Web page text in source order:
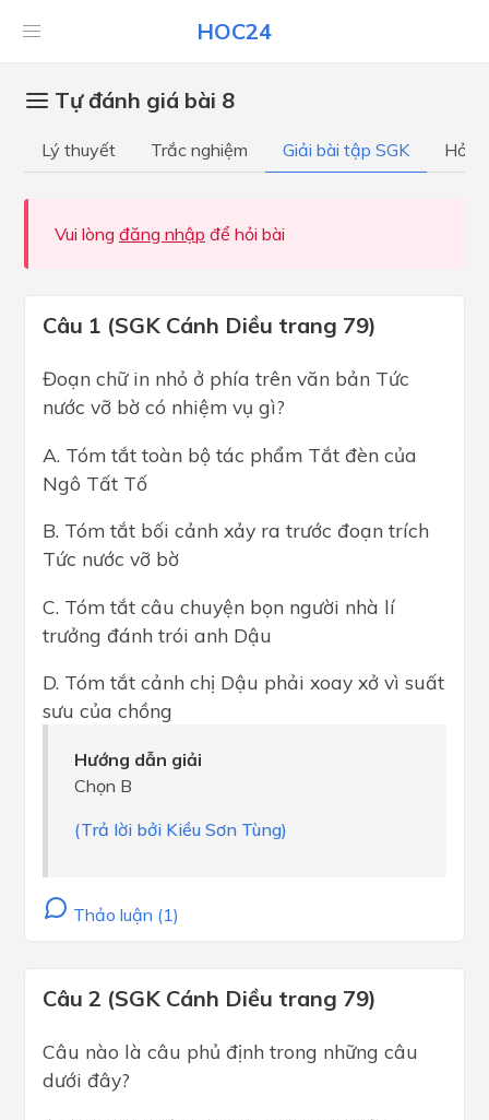
HOC24
Tự đánh giá bài 8
Lý thuyết Trắc nghiệm Giải bài tập SGK Hỏi
Vui lòng đăng nhập để hỏi bài
Câu 1 (SGK Cánh Diều trang 79)
Đoạn chữ in nhỏ ở phía trên văn bản Tức
nước vỡ bờ có nhiệm vụ gì?
A. Tóm tắt toàn bộ tác phẩm Tắt đèn của
Ngô Tất Tố
B. Tóm tắt bối cảnh xảy ra trước đoạn trích
Tức nước vỡ bờ
C. Tóm tắt câu chuyện bọn người nhà lí
trưởng đánh trói anh Dậu
D. Tóm tắt cảnh chị Dậu phải xoay xở vì suất
sưu của chồng
Hướng dẫn giải
Chọn B
(Trả lời bởi Kiều Sơn Tùng)
Thảo luận (1)
Câu 2 (SGK Cánh Diều trang 79)
Câu nào là câu phủ định trong những câu
dưới đây?